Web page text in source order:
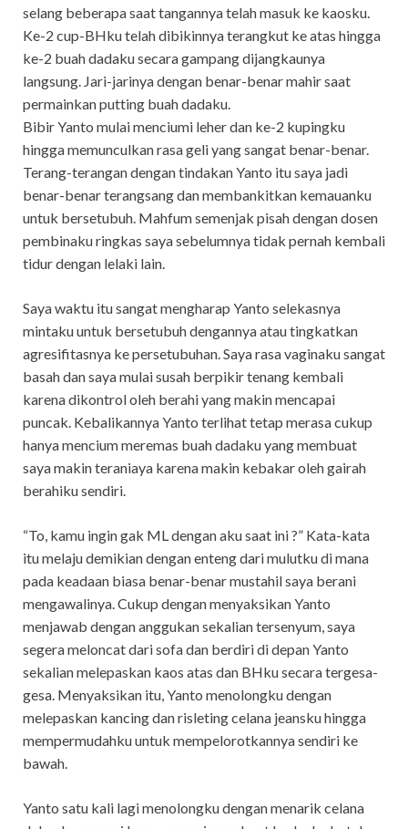
selang beberapa saat tangannya telah masuk ke kaosku.
Ke-2 cup-BHku telah dibikinnya terangkut ke atas hingga
ke-2 buah dadaku secara gampang dijangkaunya
langsung. Jari-jarinya dengan benar-benar mahir saat
permainkan putting buah dadaku.
Bibir Yanto mulai menciumi leher dan ke-2 kupingku
hingga memunculkan rasa geli yang sangat benar-benar.
Terang-terangan dengan tindakan Yanto itu saya jadi
benar-benar terangsang dan membankitkan kemauanku
untuk bersetubuh. Mahfum semenjak pisah dengan dosen
pembinaku ringkas saya sebelumnya tidak pernah kembali
tidur dengan lelaki lain.
Saya waktu itu sangat mengharap Yanto selekasnya
mintaku untuk bersetubuh dengannya atau tingkatkan
agresifitasnya ke persetubuhan. Saya rasa vaginaku sangat
basah dan saya mulai susah berpikir tenang kembali
karena dikontrol oleh berahi yang makin mencapai
puncak. Kebalikannya Yanto terlihat tetap merasa cukup
hanya mencium meremas buah dadaku yang membuat
saya makin teraniaya karena makin kebakar oleh gairah
berahiku sendiri.
“To, kamu ingin gak ML dengan aku saat ini ?” Kata-kata
itu melaju demikian dengan enteng dari mulutku di mana
pada keadaan biasa benar-benar mustahil saya berani
mengawalinya. Cukup dengan menyaksikan Yanto
menjawab dengan anggukan sekalian tersenyum, saya
segera meloncat dari sofa dan berdiri di depan Yanto
sekalian melepaskan kaos atas dan BHku secara tergesa-
gesa. Menyaksikan itu, Yanto menolongku dengan
melepaskan kancing dan risleting celana jeansku hingga
mempermudahku untuk mempelorotkannya sendiri ke
bawah.
Yanto satu kali lagi menolongku dengan menarik celana